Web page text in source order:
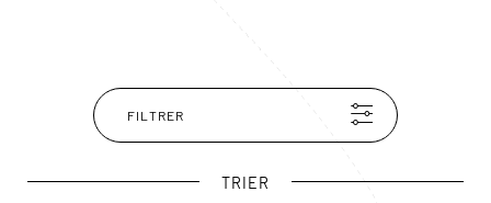
et surtout une ville festive où les bars à tapas invitent à
la fête au détour des ruelles du vieux quartier de Santa
FILTRER
TRIER